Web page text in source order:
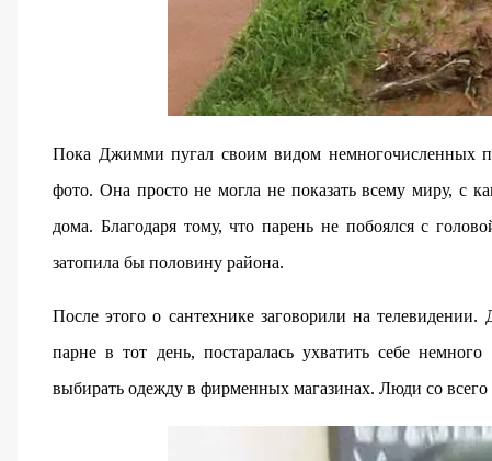
Пока Джимми пугал своим видом немногочисленных
фото. Она просто не могла не показать всему миру, с
дома. Благодаря тому, что парень не побоялся с
затопила бы половину района.
После этого о сантехнике заговорили на
парне в тот день, постаралась ухватить себе
выбирать одежду в фирменных магазинах. Люди со